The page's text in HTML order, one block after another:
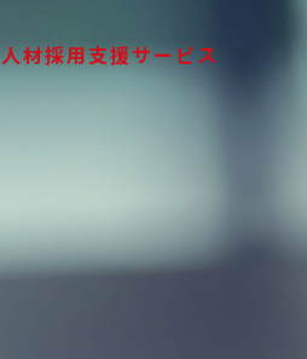
人材採用支援サービス